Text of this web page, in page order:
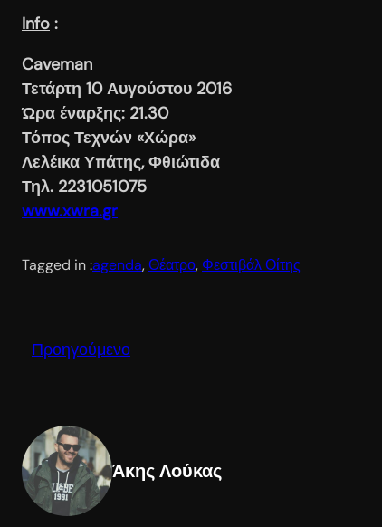
Info :
Caveman
Τετάρτη 10 Αυγούστου 2016
Ώρα έναρξης: 21.30
Τόπος Τεχνών «Χώρα»
Λελέικα Υπάτης, Φθιώτιδα
Τηλ. 2231051075
www.xwra.gr
Tagged in :agenda, Θέατρο, Φεστιβάλ Οίτης
Προηγούμενο
Άκης Λούκας